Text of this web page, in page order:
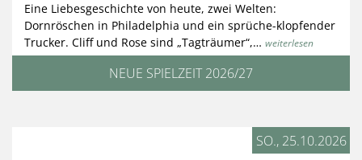
NEUE SPIELZEIT 2026/27
Eine Liebesgeschichte von heute, zwei Welten:
Dornröschen in Philadelphia und ein sprüche-klopfender
Trucker. Cliff und Rose sind „Tagträumer“,… weiterlesen
SO., 25.10.2026